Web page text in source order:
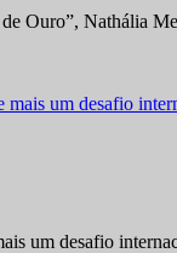
de Ouro”, Nathália
um desafio